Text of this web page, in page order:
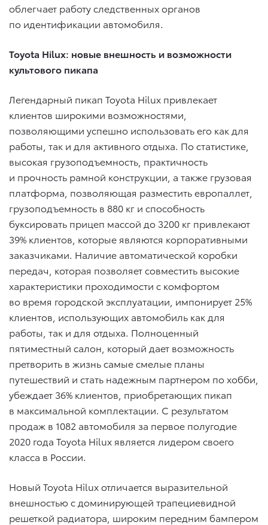
облегчает работу следственных органов
по идентификации автомобиля.
Toyota Hilux: новые внешность и возможности
культового пикапа
Легендарный пикап Toyota Hilux привлекает
клиентов широкими возможностями,
позволяющими успешно использовать его как для
работы, так и для активного отдыха. По статистике,
высокая грузоподъемность, практичность
и прочность рамной конструкции, а также грузовая
платформа, позволяющая разместить европаллет,
грузоподъемность в 880 кг и способность
буксировать прицеп массой до 3200 кг привлекают
39% клиентов, которые являются корпоративными
заказчиками. Наличие автоматической коробки
передач, которая позволяет совместить высокие
характеристики проходимости с комфортом
во время городской эксплуатации, импонирует 25%
клиентов, использующих автомобиль как для
работы, так и для отдыха. Полноценный
пятиместный салон, который дает возможность
претворить в жизнь самые смелые планы
путешествий и стать надежным партнером по хобби,
убеждает 36% клиентов, приобретающих пикап
в максимальной комплектации. С результатом
продаж в 1082 автомобиля за первое полугодие
2020 года Toyota Hilux является лидером своего
класса в России.
Новый Toyota Hilux отличается выразительной
внешностью с доминирующей трапециевидной
решеткой радиатора, широким передним бампером